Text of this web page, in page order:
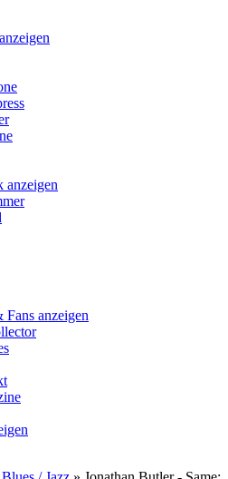
anzeigen
Fans anzeigen